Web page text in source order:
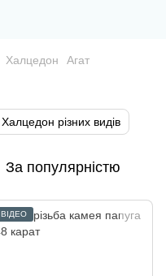
Халцедон Агат
Халцедон різних видів
За популярністю
ВІДЕО